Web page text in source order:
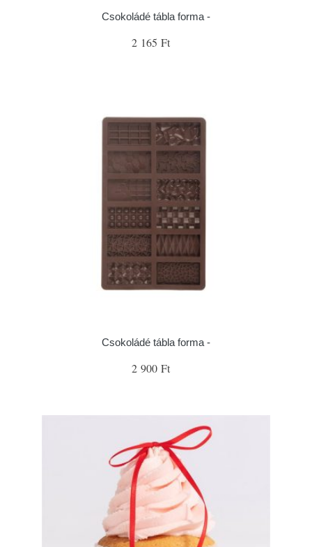
Csokoládé tábla forma -
2 165 Ft
Csokoládé tábla forma -
2 900 Ft